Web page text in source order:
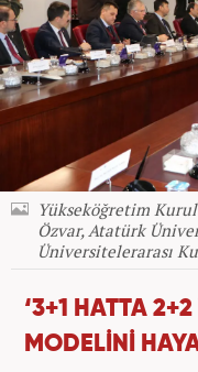
Yükseköğretim
Özvar, Atatürk
Üniversitelerarası
‘3+1 HATTA
MODELİNİ